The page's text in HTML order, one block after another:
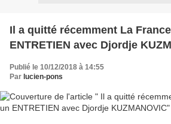
Il a quitté récemment La
ENTRETIEN avec Djordje
Publié le 10/12/2018 à 14:55
Par lucien-pons